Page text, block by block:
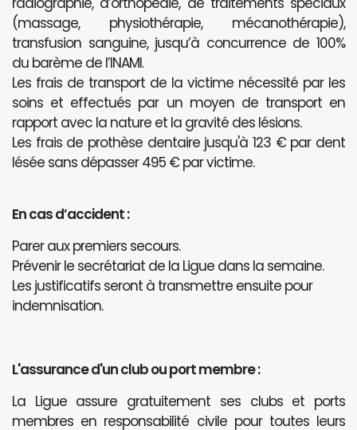
(massage, physiothérapie, mécanothérapie),
transfusion sanguine, jusqu’à concurrence de 100%
du barème de l’INAMI.
Les frais de transport de la victime nécessité par les
soins et effectués par un moyen de transport en
rapport avec la nature et la gravité des lésions.
Les frais de prothèse dentaire jusqu'à 123 € par dent
lésée sans dépasser 495 € par victime.
En cas d’accident :
Parer aux premiers secours.
Prévenir le secrétariat de la Ligue dans la semaine.
Les justificatifs seront à transmettre ensuite pour
indemnisation.
L'assurance d'un club ou port membre :
La Ligue assure gratuitement ses clubs et ports
membres en responsabilité civile pour toutes leurs